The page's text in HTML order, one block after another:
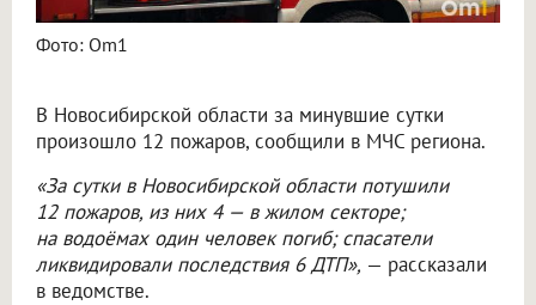
Фото: Om1
В Новосибирской области за минувшие сутки
произошло 12 пожаров, сообщили в МЧС региона.
«За сутки в Новосибирской области потушили
12 пожаров, из них 4 — в жилом секторе;
на водоёмах один человек погиб; спасатели
ликвидировали последствия 6 ДТП», — рассказали
в ведомстве.